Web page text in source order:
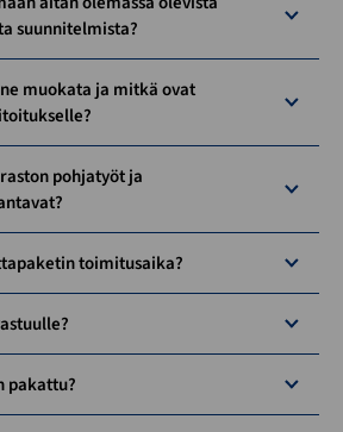
suunnitelmista?
muokata ja mitkä ovat
pohjatyöt ja
toimitusaika?
pakattu?